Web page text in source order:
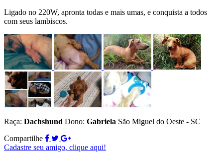
Ligado no 220W, apronta todas e mais umas, e conquista a todos
com seus lambiscos.
Raça: Dachshund Dono: Gabriela São Miguel do Oeste - SC
Compartilhe
Cadastre seu amigo, clique aqui!